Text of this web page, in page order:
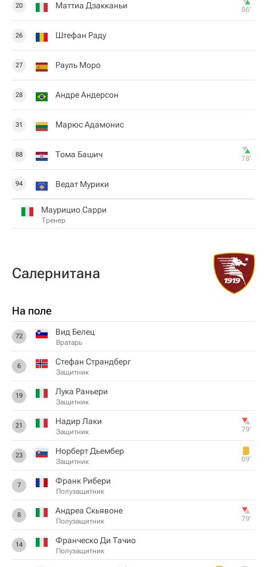
20 Маттиа Дзакканьи 86‎’‎
26 Штефан Раду
27 Рауль Моро
28 Андре Андерсон
31 Марюс Адамонис
88 Тома Башич 78‎’‎
94 Ведат Мурики
Маурицио Сарри
Тренер
Салернитана
На поле
72 Вид Белец
Вратарь
6 Стефан Страндберг
Защитник
19 Лука Раньери
Защитник
21 Надир Лаки
Защитник 79‎’‎
23 Норберт Дьембер
Защитник 09‎’‎
7 Франк Рибери
Полузащитник
8 Андреа Скьявоне
Полузащитник 79‎’‎
14 Франческо Ди Тачио
Полузащитник